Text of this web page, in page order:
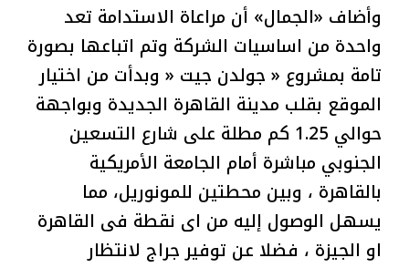
وأضاف «الجمال» أن مراعاة الاستدامة تعد
واحدة من اساسيات الشركة وتم اتباعها بصورة
تامة بمشروع « جولدن جيت « وبدأت من اختيار
الموقع بقلب مدينة القاهرة الجديدة وبواجهة
حوالي 1.25 كم مطلة على شارع التسعين
الجنوبي مباشرة أمام الجامعة الأمريكية
بالقاهرة ، وبين محطتين للمونوريل، مما
يسهل الوصول إليه من اى نقطة فى القاهرة
او الجيزة ، فضلا عن توفير جراج لانتظار